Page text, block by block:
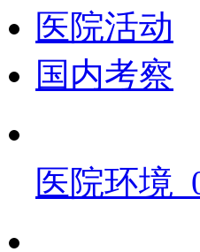
医院活动
国内考察
医院环境